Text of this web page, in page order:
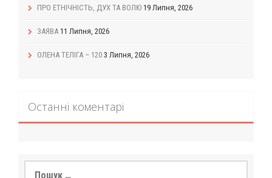
ПРО ЕТНІЧНІСТЬ, ДУХ ТА ВОЛЮ 19 Липня, 2026
ЗАЯВА 11 Липня, 2026
ОЛЕНА ТЕЛІГА – 120 3 Липня, 2026
Останні коментарі